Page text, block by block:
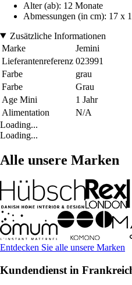
Alter (ab): 12 Monate
Abmessungen (in cm): 17 x
Zusätzliche Informationen
Marke
Jemini
Lieferantenreferenz 023991
Farbe
grau
Farbe
Grau
Age Mini
1 Jahr
Alimentation
N/A
Loading...
Loading...
Alle unsere Marken
Entdecken Sie alle unsere Marken
Kundendienst in